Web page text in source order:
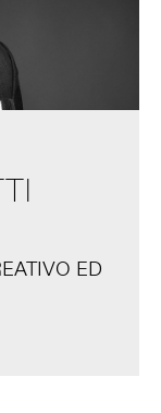
ED